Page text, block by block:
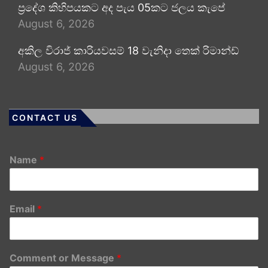
ප්‍රදේශ කිහිපයකට අද පැය 05කට ජලය කැපේ
August 6, 2026
අකිල විරාජ් කාරියවසම් 18 වැනිදා තෙක් රිමාන්ඩ්
August 6, 2026
CONTACT US
Name *
Email *
Comment or Message *